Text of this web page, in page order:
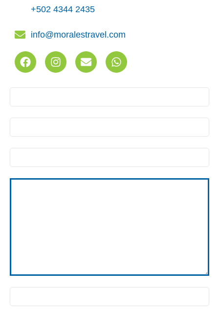
+502 4344 2435
info@moralestravel.com